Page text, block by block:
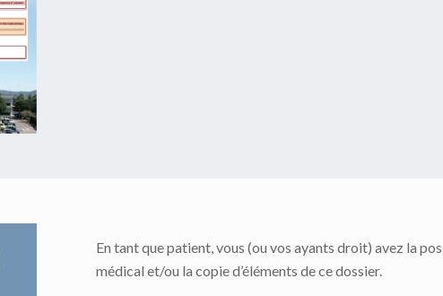
En tant que patient, vous (ou vos ayants droit) avez la
médical et/ou la copie d’éléments de ce dossier.